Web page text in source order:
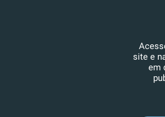
site e
em